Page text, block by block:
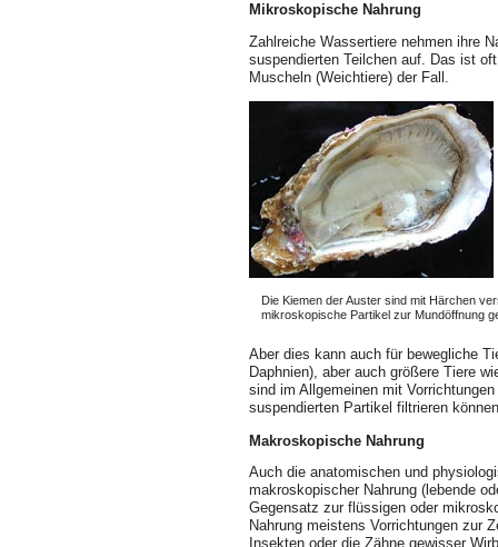
Mikroskopische Nahrung
Zahlreiche Wassertiere nehmen ihre
suspendierten Teilchen auf. Das ist
Muscheln (Weichtiere) der Fall.
Die Kiemen der Auster sind mit Härchen
mikroskopische Partikel zur Mundöffnung
Aber dies kann auch für bewegliche
Daphnien), aber auch größere Tiere
sind im Allgemeinen mit
suspendierten Partikel filtrieren
Makroskopische Nahrung
Auch die anatomischen und
makroskopischer Nahrung (lebende
Gegensatz zur flüssigen oder
Nahrung meistens Vorrichtungen zur
Insekten oder die Zähne gewisser